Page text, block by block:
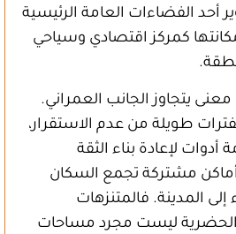
أحد الفضاءات العامة الرئيسية
كمركز اقتصادي وسياحي
يتجاوز الجانب العمراني.
طويلة من عدم الاستقرار،
لإعادة بناء الثقة
أماكن مشتركة تجمع السكان
إلى المدينة. فالمتنزهات
الحضرية ليست مجرد مساحات